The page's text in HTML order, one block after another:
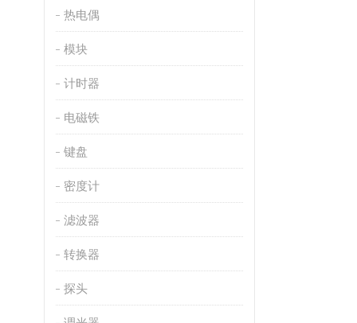
热电偶
模块
计时器
电磁铁
键盘
密度计
滤波器
转换器
探头